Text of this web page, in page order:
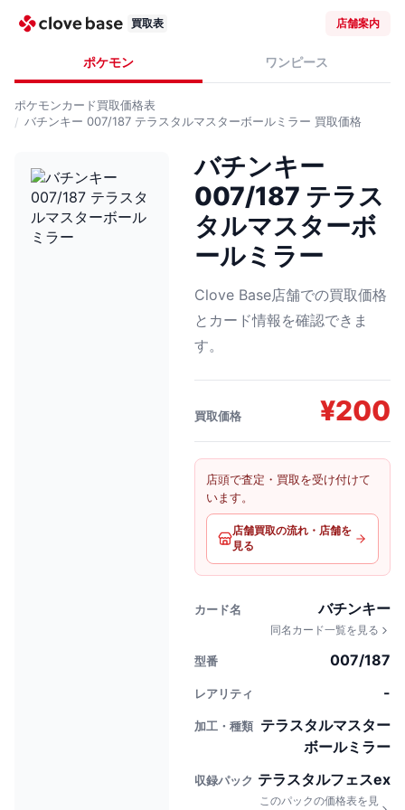
買取表 店舗案内
ポケモン ワンピース
ポケモンカード買取価格表
バチンキー 007/187 テラスタルマスターボールミラー 買取価格
バチンキー
007/187 テラス
タルマスターボ
ールミラー
Clove Base店舗での買取価格
とカード情報を確認できま
す。
買取価格 ¥200
店頭で査定・買取を受け付けて
います。
店舗買取の流れ・店舗を
見る
カード名 バチンキー
同名カード一覧を見る
型番 007/187
レアリティ -
加工・種類 テラスタルマスター
ボールミラー
収録パック テラスタルフェスex
このパックの価格表を見